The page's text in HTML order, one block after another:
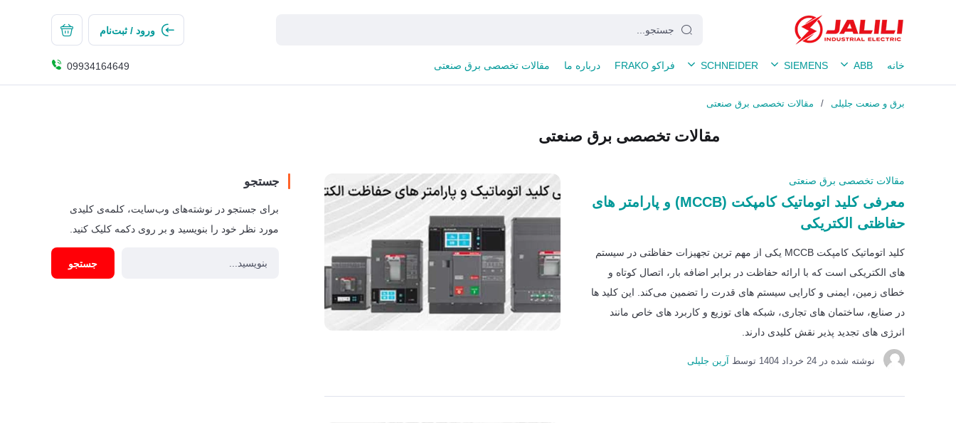
ورود / ثبت‌نام
خانه ABB
SIEMENS
SCHNEIDER فراکو FRAKO درباره ما مقالات تخصصی برق صنعتی 09934164649
برق و صنعت جلیلی / مقالات تخصصی برق صنعتی
مقالات تخصصی برق صنعتی
مقالات تخصصی برق صنعتی
معرفی کلید اتوماتیک کامپکت (MCCB) و پارامتر های
حفاظتی الکتریکی
کلید اتوماتیک کامپکت MCCB یکی از مهم ترین تجهیزات حفاظتی در سیستم
های الکتریکی است که با ارائه حفاظت در برابر اضافه بار، اتصال کوتاه و
خطای زمین، ایمنی و کارایی سیستم های قدرت را تضمین می‌کند. این کلید ها
در صنایع، ساختمان های تجاری، شبکه های توزیع و کاربرد های خاص مانند
انرژی های تجدید پذیر نقش کلیدی دارند.
نوشته شده در 24 خرداد 1404 توسط آرین جلیلی
جستجو
برای جستجو در نوشته‌های وب‌سایت، کلمه‌ی کلیدی
مورد نظر خود را بنویسید و بر روی دکمه کلیک کنید.
جستجو